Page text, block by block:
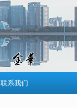
联系我们